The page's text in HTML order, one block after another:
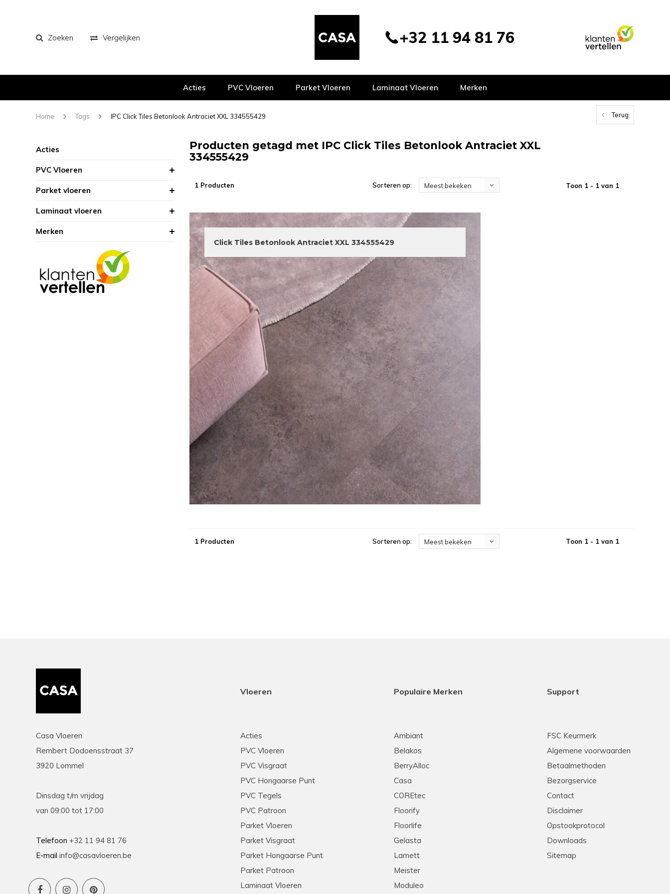
Zoeken Vergelijken +32 11 94 81 76
Acties PVC Vloeren Parket Vloeren Laminaat Vloeren Merken
Home Tags IPC Click Tiles Betonlook Antraciet XXL 334555429 Terug
Acties
PVC Vloeren
Parket vloeren
Laminaat vloeren
Merken
Producten getagd met IPC Click Tiles Betonlook Antraciet XXL
334555429
1 Producten Sorteren op: Meest bekeken Toon 1 - 1 van 1
Click Tiles Betonlook Antraciet XXL 334555429
1 Producten Sorteren op: Meest bekeken Toon 1 - 1 van 1
Casa Vloeren
Rembert Dodoensstraat 37
3920 Lommel
Dinsdag t/m vrijdag
van 09:00 tot 17:00
Telefoon +32 11 94 81 76
E-mail info@casavloeren.be
Vloeren
Acties
PVC Vloeren
PVC Visgraat
PVC Hongaarse Punt
PVC Tegels
PVC Patroon
Parket Vloeren
Parket Visgraat
Parket Hongaarse Punt
Parket Patroon
Laminaat Vloeren
Populaire Merken
Ambiant
Belakos
BerryAlloc
Casa
COREtec
Floorify
Floorlife
Gelasta
Lamett
Meister
Moduleo
Support
FSC Keurmerk
Algemene voorwaarden
Betaalmethoden
Bezorgservice
Contact
Disclaimer
Opstookprotocol
Downloads
Sitemap